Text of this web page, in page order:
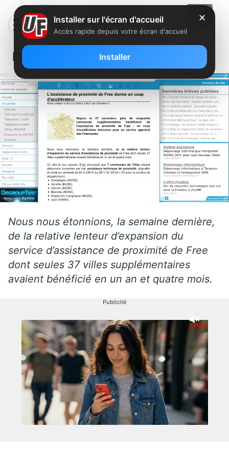
DegroupNews
Nous nous étonnions, la semaine dernière,
de la relative lenteur d’expansion du
service d’assistance de proximité de Free
dont seules 37 villes supplémentaires
avaient bénéficié en un an et quatre mois.
Publicité
✕
Installer sur l'écran d'accueil
Accès rapide depuis votre écran d'accueil
Installer